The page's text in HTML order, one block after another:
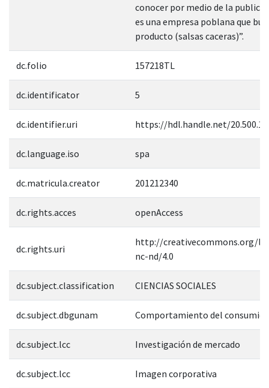
conocer por medio de la
es una empresa poblana que
producto (salsas caceras)”.
dc.folio 157218TL
dc.identificator 5
dc.identifier.uri https://hdl.handle.net/
dc.language.iso spa
dc.matricula.creator 201212340
dc.rights.acces openAccess
dc.rights.uri
http://creativecommons.org/
nc-nd/4.0
dc.subject.classification CIENCIAS SOCIALES
dc.subject.dbgunam Comportamiento del
dc.subject.lcc Investigación de mercado
dc.subject.lcc Imagen corporativa